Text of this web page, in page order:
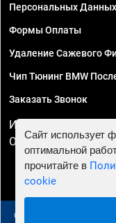
Персональных
Формы Оплаты
Удаление Сажевого
Чип Тюнинг BMW
Заказать Звонок
ИП Смирнов
ОГРНИП
© 2010 - 2026 Чип
Сайт использует
оптимальной
прочитайте в
cookie